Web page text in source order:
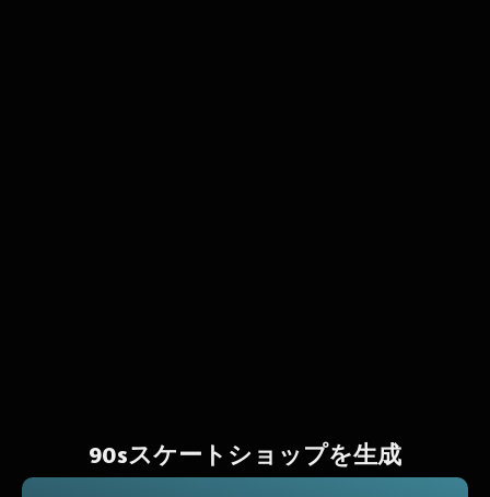
90sスケートショップを生成